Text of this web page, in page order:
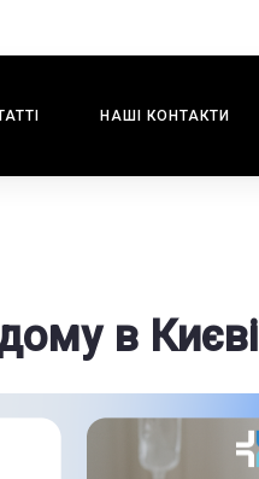
НАШІ КОНТАКТИ
в Києві